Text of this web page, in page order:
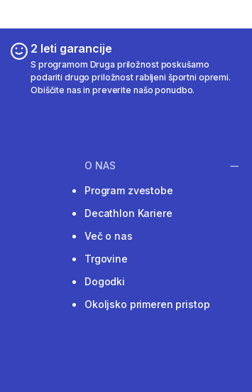
2 leti garancije
S programom Druga priložnost poskušamo
podariti drugo priložnost rabljeni športni opremi.
Obiščite nas in preverite našo ponudbo.
O NAS
Program zvestobe
Decathlon Kariere
Več o nas
Trgovine
Dogodki
Okoljsko primeren pristop